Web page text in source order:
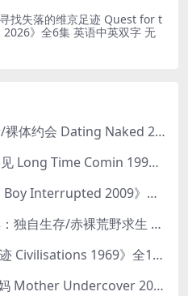
找失落的维京足迹 Quest for t
》全6集 英语中英双字 无
美国纪录片《裸体相亲/裸体约会 Dating Naked 2014-2016》第1-3季全33集 英语中英双字 无水印纯净版 1080P/MKV/85.6G 裸体相亲真人秀
加拿大纪录片《好久不见 Long Time Comin 1993》英语中英双字 官方纯净版 1080P/MKV/1G 女同性艺术家
美国纪录片《双相青春 Boy Interrupted 2009》英语中英双字 官方纯净版 1080P/MKV/1.43G 青少年躁郁症
探索频道《赤裸与恐惧：独自生存/赤裸荒野求生 Naked and Afraid: Solo 2023》第一季全8集 英语中英双字 官方纯净版 高码1080P/MKV/45.4G
BBC纪录片《文明的轨迹 Civilisations 1969》全13集 英语中英双字 高清收藏版 1080P/MKV/64.1G 西方艺术史话
HULU纪录片《卧底妈妈 Mother Undercover 2023》全4集 英语中英双字 官方纯净版 1080P/MKV/7.6G 拯救孩子